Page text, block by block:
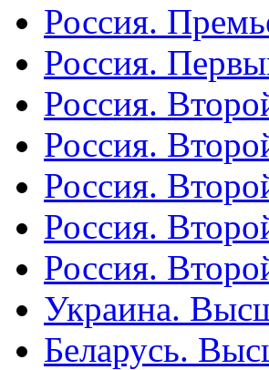
Россия.
Россия.
Россия.
Россия.
Россия.
Россия.
Россия.
Украина.
Беларусь.